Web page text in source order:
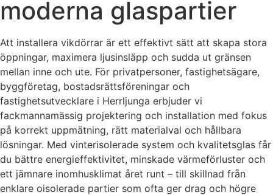
moderna glaspartier
Att installera vikdörrar är ett effektivt sätt att skapa stora
öppningar, maximera ljusinsläpp och sudda ut gränsen
mellan inne och ute. För privatpersoner, fastighetsägare,
byggföretag, bostadsrättsföreningar och
fastighetsutvecklare i Herrljunga erbjuder vi
fackmannamässig projektering och installation med fokus
på korrekt uppmätning, rätt materialval och hållbara
lösningar. Med vinterisolerade system och kvalitetsglas får
du bättre energieffektivitet, minskade värmeförluster och
ett jämnare inomhusklimat året runt – till skillnad från
enklare oisolerade partier som ofta ger drag och högre